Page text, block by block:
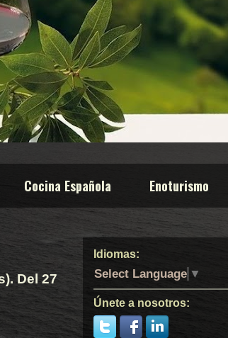
Cocina Española Enoturismo
Del 27
Idiomas:
Select Language ▼
Únete a nosotros: